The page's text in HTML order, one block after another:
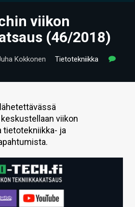
viikon
(46/2018)
Kokkonen
Tietotekniikka
viikon
tietotekniikka- ja